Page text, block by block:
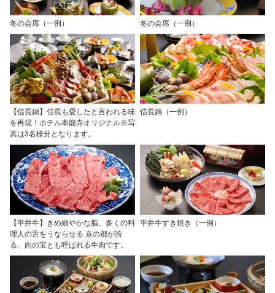
冬の会席（一例） 冬の会席（一例）
【信長鍋】信長も愛したと言われる味
を再現！ホテル本能寺オリジナル※写
真は3名様分となります。
信長鍋（一例）
【平井牛】きめ細やかな脂、多くの料
理人の舌をうならせる 京の都が誇
る、肉の宝とも呼ばれる牛肉です。
平井牛すき焼き（一例）